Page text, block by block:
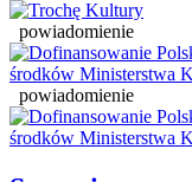
powiadomienie
powiadomienie